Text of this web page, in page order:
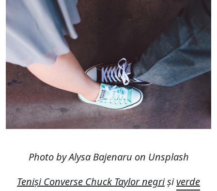
Photo by Alysa Bajenaru on Unsplash
Teniși Converse Chuck Taylor negrișiverde